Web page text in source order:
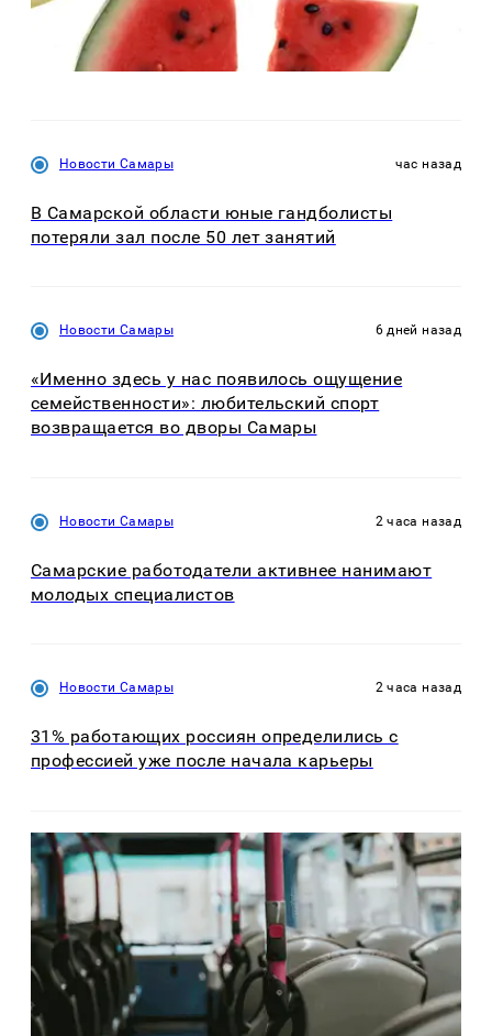
Новости Самары час назад
В Самарской области юные гандболисты
потеряли зал после 50 лет занятий
Новости Самары 6 дней назад
«Именно здесь у нас появилось ощущение
семейственности»: любительский спорт
возвращается во дворы Самары
Новости Самары 2 часа назад
Самарские работодатели активнее нанимают
молодых специалистов
Новости Самары 2 часа назад
31% работающих россиян определились с
профессией уже после начала карьеры